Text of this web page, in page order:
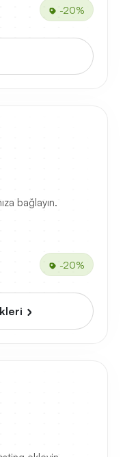
-20%
bağlayın.
-20%